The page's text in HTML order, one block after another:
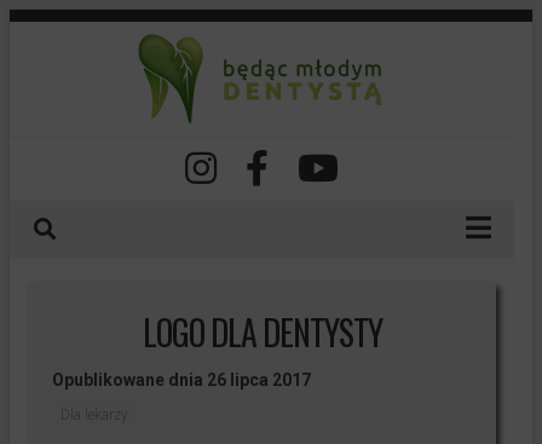
Nasze szkolenia
Spis treści
LOGO DLA DENTYSTY
Opublikowane dnia 26 lipca 2017
Dla lekarzy